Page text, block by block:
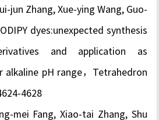
jun Zhang, Xue-ying Wang, Guo-
dyes:unexpected synthesis
and application as
pH range， Tetrahedron
4628
mei Fang, Xiao-tai Zhang, Shu